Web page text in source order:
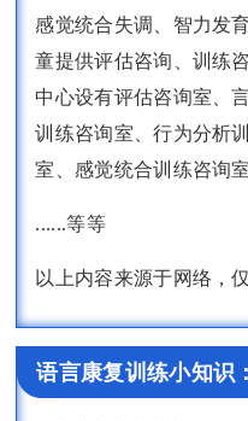
感觉统合失调、智力发
童提供评估咨询、训练
中心设有评估咨询室、
训练咨询室、行为分析
室、感觉统合训练咨询室
......等等
以上内容来源于网络，
语言康复训练小知识：